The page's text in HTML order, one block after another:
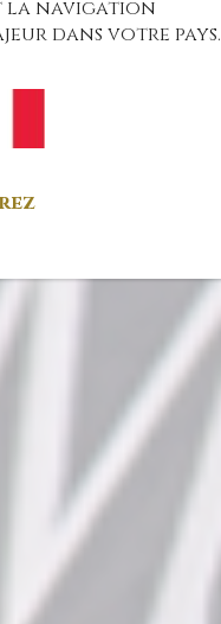
la navigation
dans votre pays.